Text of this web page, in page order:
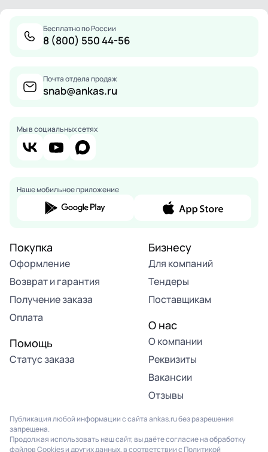
Бесплатно по России
8 (800) 550 44-56
Почта отдела продаж
snab@ankas.ru
Мы в социальных сетях
Наше мобильное приложение
Покупка
Оформление
Возврат и гарантия
Получение заказа
Оплата
Помощь
Статус заказа
Бизнесу
Для компаний
Тендеры
Поставщикам
О нас
О компании
Реквизиты
Вакансии
Отзывы
Публикация любой информации с сайта ankas.ru без разрешения
запрещена.
Продолжая использовать наш сайт, вы даёте согласие на обработку
файлов Cookies и других данных, в соответствии с Политикой